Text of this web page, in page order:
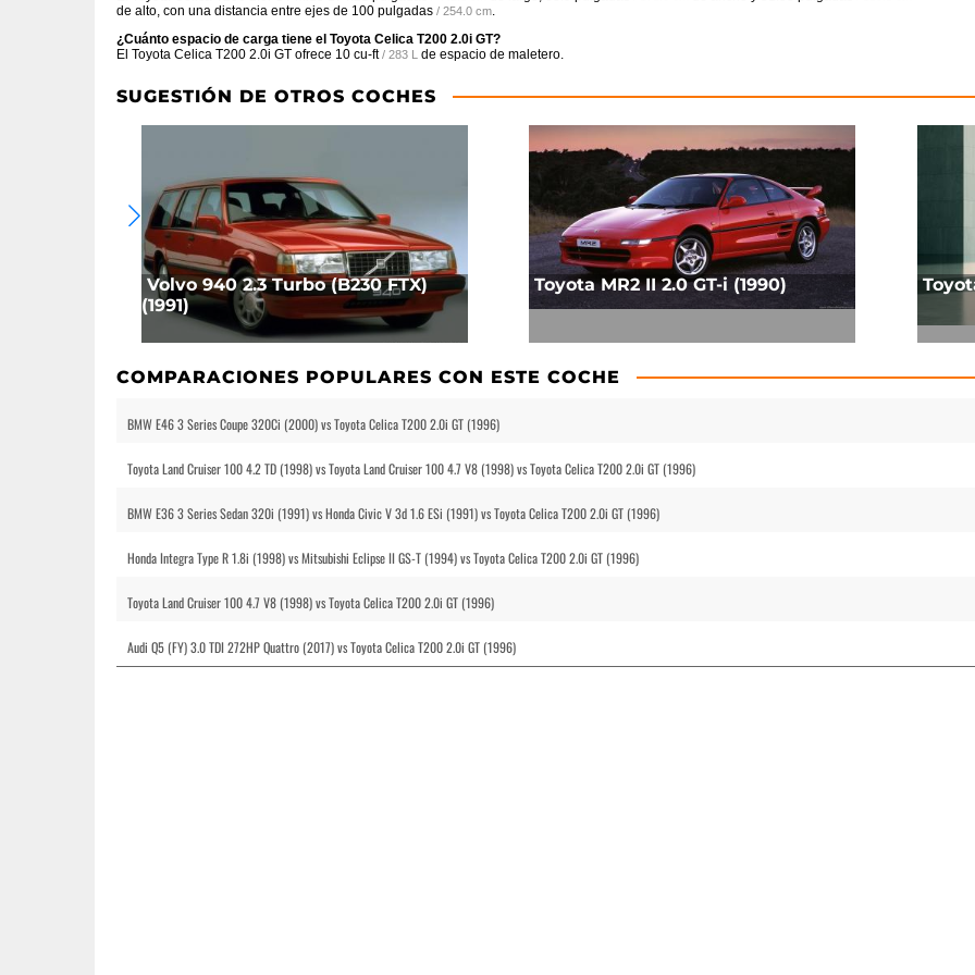
de alto, con una distancia entre ejes de 100 pulgadas / 254.0 cm.
¿Cuánto espacio de carga tiene el Toyota Celica T200 2.0i GT?
El Toyota Celica T200 2.0i GT ofrece 10 cu-ft / 283 L de espacio de maletero.
SUGESTIÓN DE OTROS COCHES
Volvo 940 2.3 Turbo (B230 FTX)
(1991)
Toyota MR2 II 2.0 GT-i (1990)
COMPARACIONES POPULARES CON ESTE COCHE
BMW E46 3 Series Coupe 320Ci (2000) vs Toyota Celica T200 2.0i GT (1996)
Toyota Land Cruiser 100 4.2 TD (1998) vs Toyota Land Cruiser 100 4.7 V8 (1998) vs Toyota Celica T200 2.0i GT (1996)
BMW E36 3 Series Sedan 320i (1991) vs Honda Civic V 3d 1.6 ESi (1991) vs Toyota Celica T200 2.0i GT (1996)
Honda Integra Type R 1.8i (1998) vs Mitsubishi Eclipse II GS-T (1994) vs Toyota Celica T200 2.0i GT (1996)
Toyota Land Cruiser 100 4.7 V8 (1998) vs Toyota Celica T200 2.0i GT (1996)
Audi Q5 (FY) 3.0 TDI 272HP Quattro (2017) vs Toyota Celica T200 2.0i GT (1996)